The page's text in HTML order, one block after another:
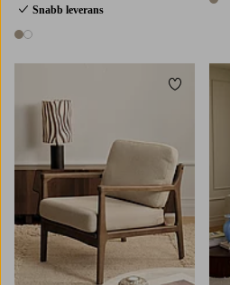
Snabb leverans
2 färger
1 färg
Lägg till